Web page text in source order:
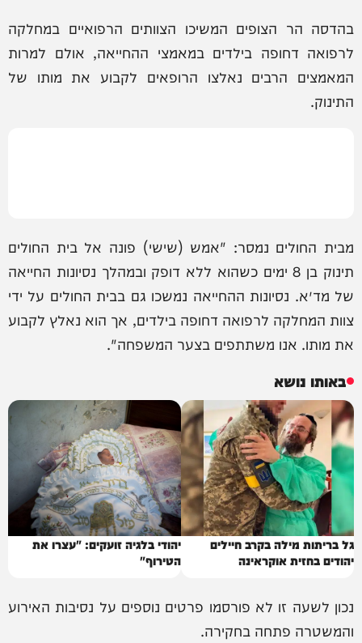
בהדסה הר הצופים המשיכו הצוותים הרפואיים במחלקה
לרפואה דחופה בילדים במאמצי ההחייאה, אולם למרות
המאמצים הרבים נאלצו הרופאים לקבוע את מותו של
התינוק.
מבית החולים נמסר: "אמש (שישי) פונה אל בית החולים
תינוק בן 8 ימים כשהוא ללא דופק ובמהלך נסיונות החייאה
של מד״א. נסיונות ההחייאה נמשכו גם בבית החולים על ידי
צוות המחלקה לרפואה דחופה בילדים, אך הוא נאלץ לקבוע
את מותו. אנו משתתפים בצער המשפחה".
באותו נושא
גל בריתות מילה בקרב חיילים
יהודים בחזית אוקראינה
יהודי בלגיה זועקים: "עצרו את
הטירוף"
נכון לשעה זו לא פורסמו פרטים נוספים על נסיבות האירוע
והמשטרה פתחה בחקירה.